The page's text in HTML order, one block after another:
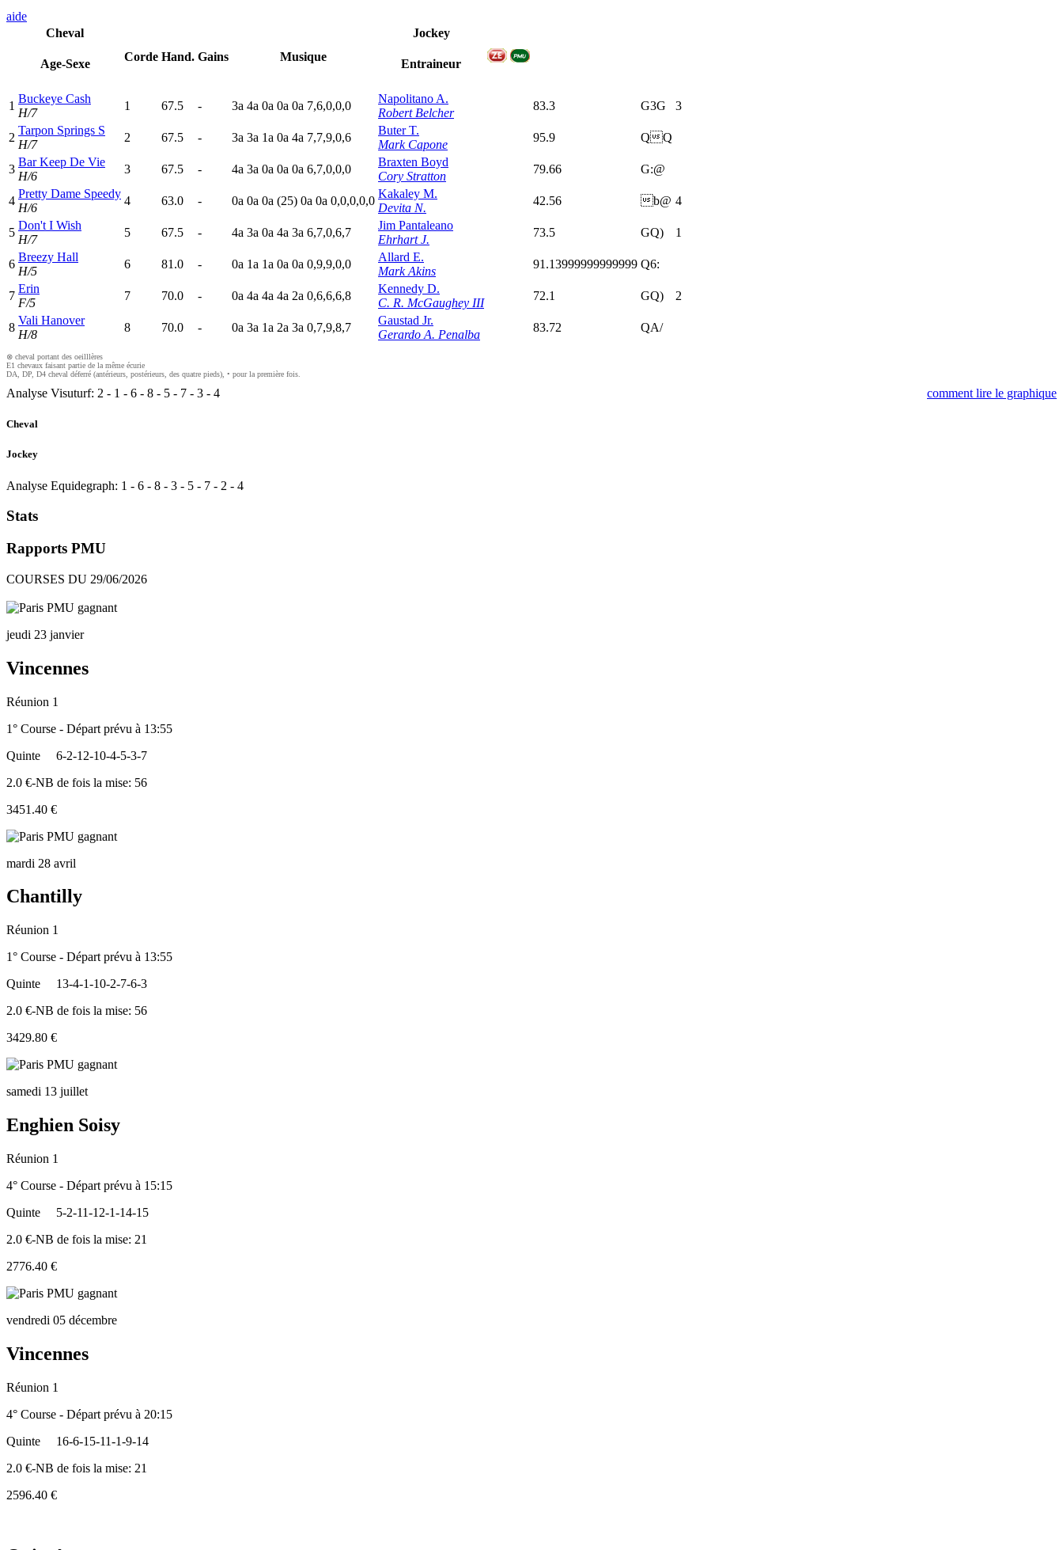
aide
Cheval
Age-Sexe
Corde Hand. Gains Musique
Jockey
Entraineur
1
Buckeye Cash
H/7
1 67.5 - 3a 4a 0a 0a 0a 7,6,0,0,0
Napolitano A.
Robert Belcher
83.3 G3G 3
2
Tarpon Springs S
H/7
2 67.5 - 3a 3a 1a 0a 4a 7,7,9,0,6
Buter T.
Mark Capone
95.9 QQ
3
Bar Keep De Vie
H/6
3 67.5 - 4a 3a 0a 0a 0a 6,7,0,0,0
Braxten Boyd
Cory Stratton
79.66 G:@
4
Pretty Dame Speedy
H/6
4 63.0 - 0a 0a 0a (25) 0a 0a 0,0,0,0,0
Kakaley M.
Devita N.
42.56 b@ 4
5
Don't I Wish
H/7
5 67.5 - 4a 3a 0a 4a 3a 6,7,0,6,7
Jim Pantaleano
Ehrhart J.
73.5 GQ) 1
6
Breezy Hall
H/5
6 81.0 - 0a 1a 1a 0a 0a 0,9,9,0,0
Allard E.
Mark Akins
91.13999999999999 Q6:
7
Erin
F/5
7 70.0 - 0a 4a 4a 4a 2a 0,6,6,6,8
Kennedy D.
C. R. McGaughey III
72.1 GQ) 2
8
Vali Hanover
H/8
8 70.0 - 0a 3a 1a 2a 3a 0,7,9,8,7
Gaustad Jr.
Gerardo A. Penalba
83.72 QA/
⊗ cheval portant des oeilllères
E1 chevaux faisant partie de la même écurie
DA, DP, D4 cheval déferré (antérieurs, postérieurs, des quatre pieds), • pour la première fois.
Analyse Visuturf: 2 - 1 - 6 - 8 - 5 - 7 - 3 - 4 comment lire le graphique
Cheval
Jockey
Analyse Equidegraph: 1 - 6 - 8 - 3 - 5 - 7 - 2 - 4
Stats
Rapports PMU
COURSES DU 29/06/2026
jeudi 23 janvier
Vincennes
Réunion 1
1° Course - Départ prévu à 13:55
Quinte
6-2-12-10-4-5-3-7
2.0 €-NB de fois la mise: 56
3451.40 €
mardi 28 avril
Chantilly
Réunion 1
1° Course - Départ prévu à 13:55
Quinte
13-4-1-10-2-7-6-3
2.0 €-NB de fois la mise: 56
3429.80 €
samedi 13 juillet
Enghien Soisy
Réunion 1
4° Course - Départ prévu à 15:15
Quinte
5-2-11-12-1-14-15
2.0 €-NB de fois la mise: 21
2776.40 €
vendredi 05 décembre
Vincennes
Réunion 1
4° Course - Départ prévu à 20:15
Quinte
16-6-15-11-1-9-14
2.0 €-NB de fois la mise: 21
2596.40 €